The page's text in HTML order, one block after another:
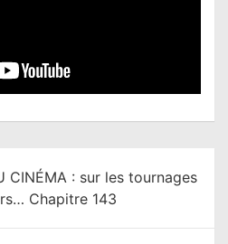
CINÉMA : sur les tournages
Chapitre 143